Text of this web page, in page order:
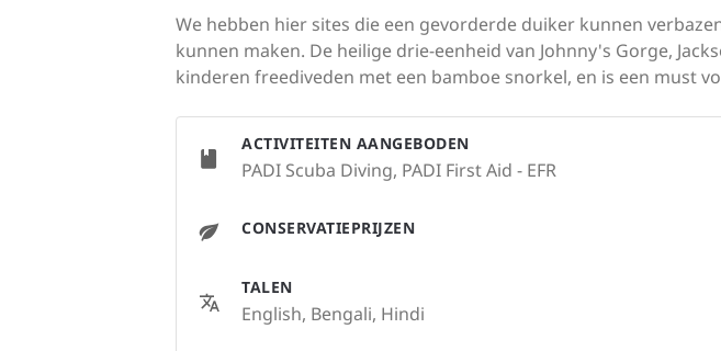
We hebben hier sites die een gevorderde duiker kunnen
kunnen maken. De heilige drie-eenheid van Johnny's Gorge,
kinderen freediveden met een bamboe snorkel, en is een must
ACTIVITEITEN AANGEBODEN
PADI Scuba Diving, PADI First Aid - EFR
CONSERVATIEPRIJZEN
TALEN
English, Bengali, Hindi